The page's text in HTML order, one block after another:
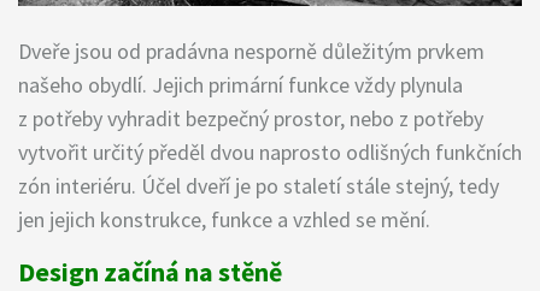
Dveře jsou od pradávna nesporně důležitým prvkem
našeho obydlí. Jejich primární funkce vždy plynula
z potřeby vyhradit bezpečný prostor, nebo z potřeby
vytvořit určitý předěl dvou naprosto odlišných funkčních
zón interiéru. Účel dveří je po staletí stále stejný, tedy
jen jejich konstrukce, funkce a vzhled se mění.
Design začíná na stěně